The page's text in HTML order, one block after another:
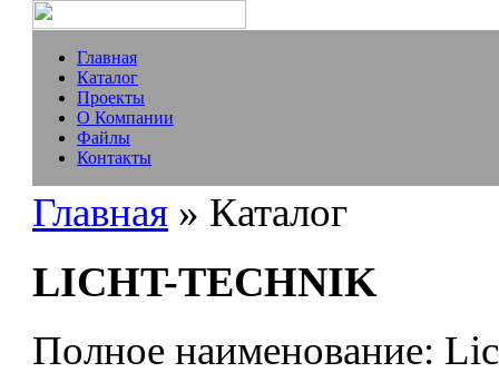
Главная
Каталог
Проекты
О Компании
Файлы
Контакты
Главная » Каталог
LICHT-TECHNIK
Полное наименование: